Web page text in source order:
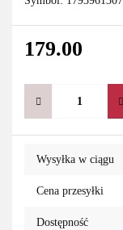
179.00
Wysyłka w ciągu
Cena przesyłki
Dostępność